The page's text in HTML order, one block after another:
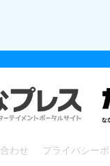
わせ プライバシー